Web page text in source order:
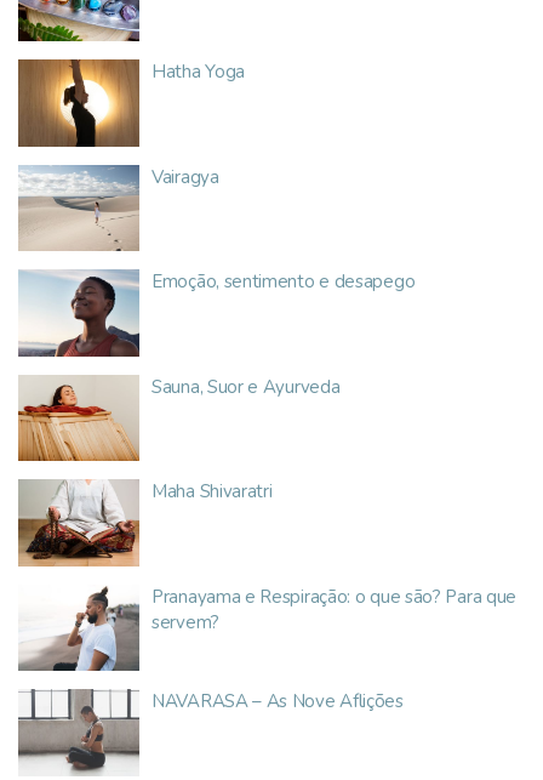
Hatha Yoga
Vairagya
Emoção, sentimento e desapego
Sauna, Suor e Ayurveda
Maha Shivaratri
Pranayama e Respiração: o que são? Para que
servem?
NAVARASA – As Nove Aflições